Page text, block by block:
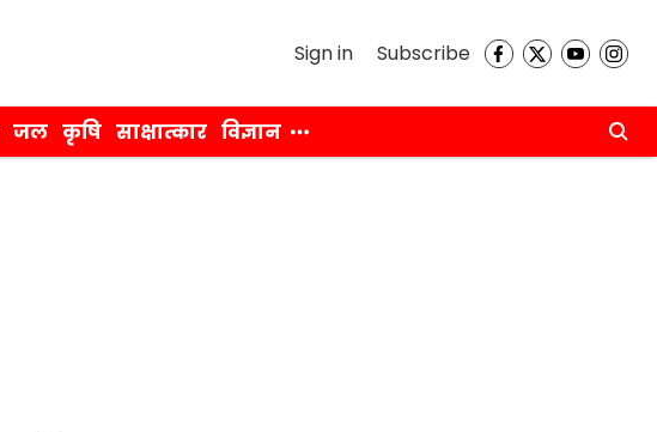
Sign in Subscribe
जल कृषि साक्षात्कार विज्ञान